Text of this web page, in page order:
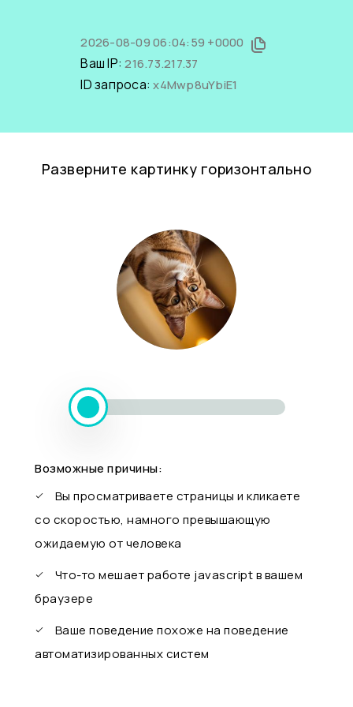
2026-08-09 06:04:59 +0000
Ваш IP:216.73.217.37
ID запроса:x4Mwp8uYbiE1
Разверните картинку горизонтально
Возможные причины:
Вы просматриваете страницы и кликаете
со скоростью, намного превышающую
ожидаемую от человека
Что-то мешает работе javascript в вашем
браузере
Ваше поведение похоже на поведение
автоматизированных систем